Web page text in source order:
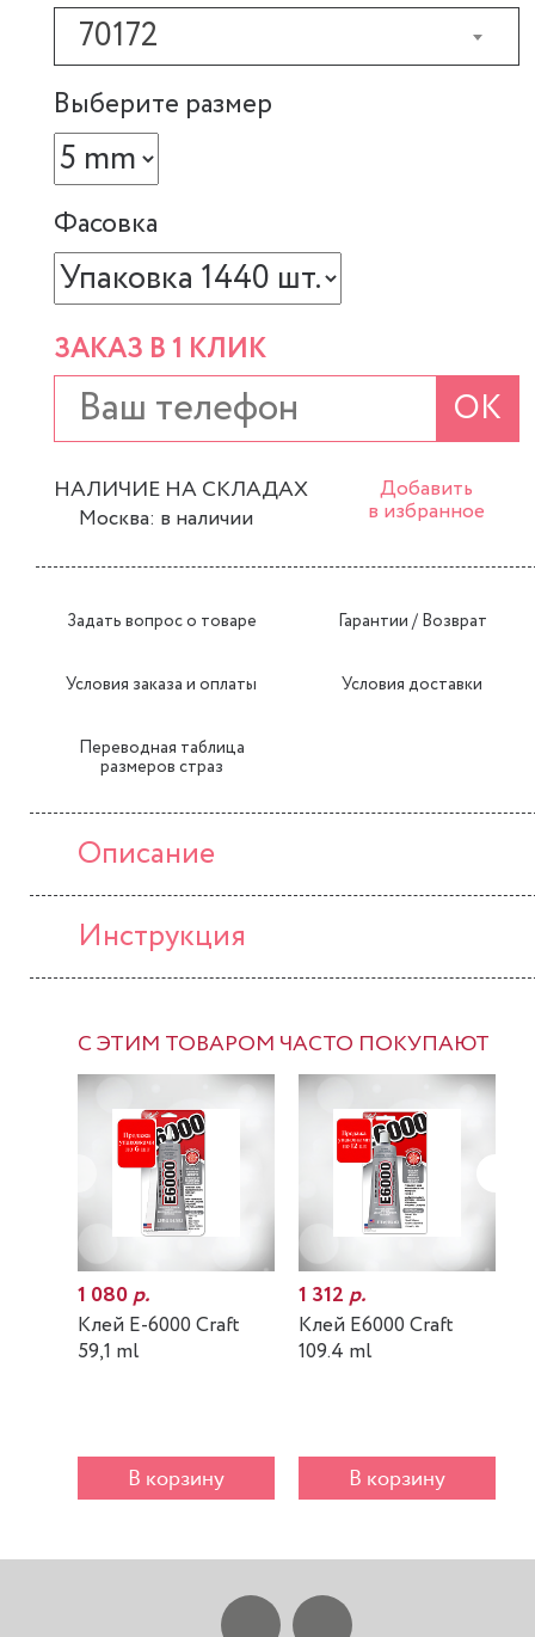
70172
Выберите размер
Фасовка
ЗАКАЗ В 1 КЛИК
ОК
НАЛИЧИЕ НА СКЛАДАХ
Москва: в наличии
Добавить
в избранное
Задать вопрос о товаре Гарантии / Возврат
Условия заказа и оплаты Условия доставки
Переводная таблица
размеров страз
Описание
Инструкция
С ЭТИМ ТОВАРОМ ЧАСТО ПОКУПАЮТ
1 080р.
Клей E-6000 Craft
59,1 ml
В корзину
1 312р.
Клей E6000 Craft
109.4 ml
В корзину